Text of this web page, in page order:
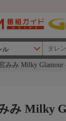
みみ Milky
み Milky